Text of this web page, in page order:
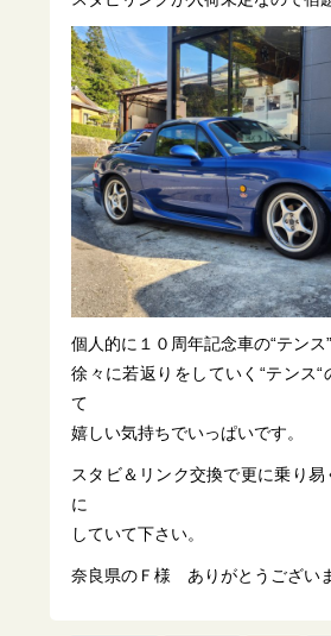
個人的に１０周年記念車の“テンス
徐々に若返りをしていく“テンス
て
嬉しい気持ちでいっぱいです。
スタビ＆リンク交換で更に乗り
に
していて下さい。
奈良県のＦ様 ありがとうござい